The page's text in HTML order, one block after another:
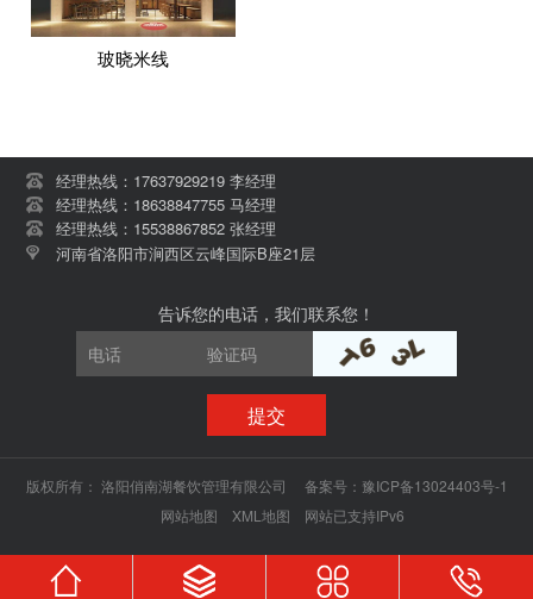
玻晓米线
经理热线：17637929219 李经理
经理热线：18638847755 马经理
经理热线：15538867852 张经理
河南省洛阳市涧西区云峰国际B座21层
告诉您的电话，我们联系您！
提交
版权所有： 洛阳俏南湖餐饮管理有限公司 备案号： 豫ICP备13024403号-1
网站地图
XML地图 网站已支持IPv6